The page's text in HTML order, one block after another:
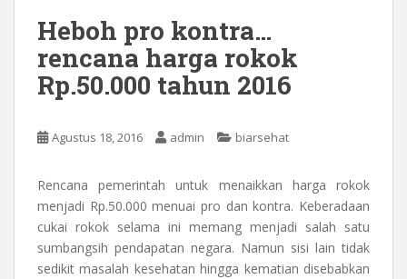
Heboh pro kontra…
rencana harga rokok
Rp.50.000 tahun 2016
Agustus 18, 2016 admin biarsehat
Rencana pemerintah untuk menaikkan harga rokok
menjadi Rp.50.000 menuai pro dan kontra. Keberadaan
cukai rokok selama ini memang menjadi salah satu
sumbangsih pendapatan negara. Namun sisi lain tidak
sedikit masalah kesehatan hingga kematian disebabkan